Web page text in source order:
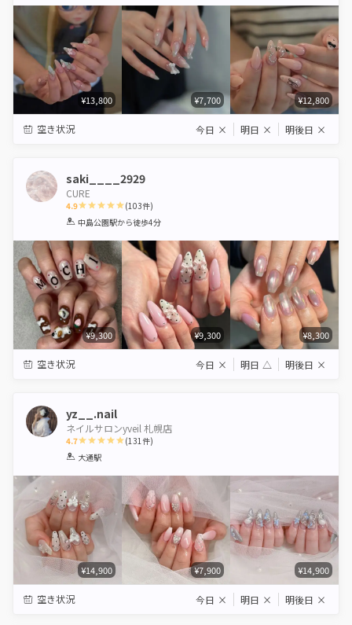
¥13,800 ¥7,700 ¥12,800
空き状況 今日 × 明日 × 明後日 ×
saki____2929
CURE
4.9
1 2 3 4 5
(103件)
中島公園駅から徒歩4分
¥9,300 ¥9,300 ¥8,300
空き状況 今日 × 明日 △ 明後日 ×
yz__.nail
ネイルサロンyveil 札幌店
4.7
1 2 3
(131件)
大通駅
¥14,900 ¥7,900 ¥14,900
空き状況 今日 × 明日 × 明後日 ×